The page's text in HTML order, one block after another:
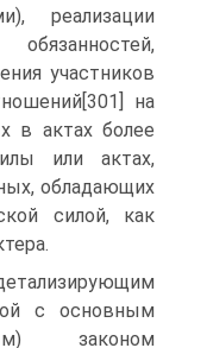
реализации
участников
на
в актах более
или актах,
обладающих
силой, как
с основным
законом